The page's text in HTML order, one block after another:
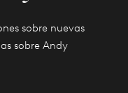
sobre nuevas
sobre Andy